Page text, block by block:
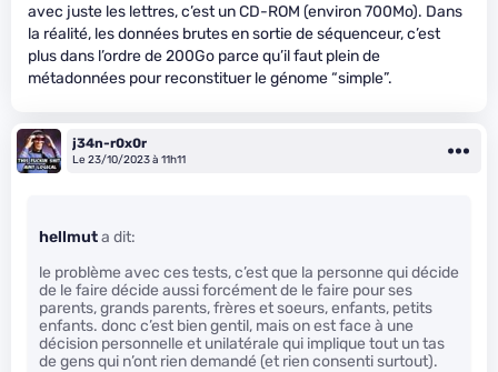
avec juste les lettres, c’est un CD-ROM (environ 700Mo). Dans
la réalité, les données brutes en sortie de séquenceur, c’est
plus dans l’ordre de 200Go parce qu’il faut plein de
métadonnées pour reconstituer le génome “simple”.
j34n-r0x0r
Le 23/10/2023 à 11h11
hellmuta dit:
le problème avec ces tests, c’est que la personne qui décide
de le faire décide aussi forcément de le faire pour ses
parents, grands parents, frères et soeurs, enfants, petits
enfants. donc c’est bien gentil, mais on est face à une
décision personnelle et unilatérale qui implique tout un tas
de gens qui n’ont rien demandé (et rien consenti surtout).